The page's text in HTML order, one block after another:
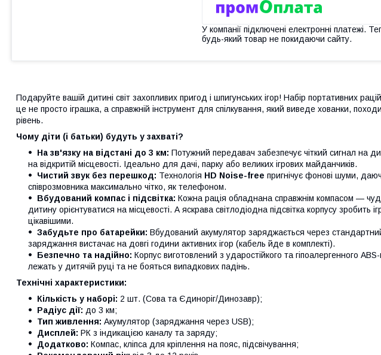
У компанії підключені електронні платежі.
будь-який товар не покидаючи сайту.
Подаруйте вашій дитині світ захопливих пригод і шпигунських ігор! Набір портативних
це не просто іграшка, а справжній інструмент для спілкування, який виведе хованки,
рівень.
Чому діти (і батьки) будуть у захваті?
На зв'язку на відстані до 3 км: Потужний передавач забезпечує чіткий сигнал на
на відкритій місцевості. Ідеально для дачі, парку або великих ігрових майданчиків.
Чистий звук без перешкод: Технологія HD Noise-free пригнічує фонові шуми,
співрозмовника максимально чітко, як телефоном.
Вбудований компас і підсвітка: Кожна рація обладнана справжнім компасом —
дитину орієнтуватися на місцевості. А яскрава світлодіодна підсвітка корпусу зробить
цікавішими.
Забудьте про батарейки: Вбудований акумулятор заряджається через
заряджання вистачає на довгі години активних ігор (кабель йде в комплекті).
Безпечно та надійно: Корпус виготовлений з ударостійкого та гіпоалергенного
лежать у дитячій руці та не бояться випадкових падінь.
Технічні характеристики:
Кількість у наборі: 2 шт. (Сова та Єдиноріг/Динозавр);
Радіус дії: до 3 км;
Тип живлення: Акумулятор (заряджання через USB);
Дисплей: РК з індикацією каналу та заряду;
Додатково: Компас, кліпса для кріплення на пояс, підсвічування;